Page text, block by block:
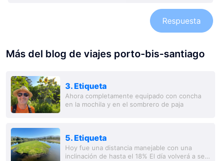
Respuesta
Más del blog de viajes porto-bis-santiago
3. Etiqueta
Ahora completamente equipado con concha
en la mochila y en el sombrero de paja
5. Etiqueta
Hoy fue una distancia manejable con una
inclinación de hasta el 18% El día volverá a ser